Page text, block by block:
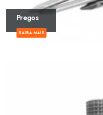
Pregos
SAIBA MAIS